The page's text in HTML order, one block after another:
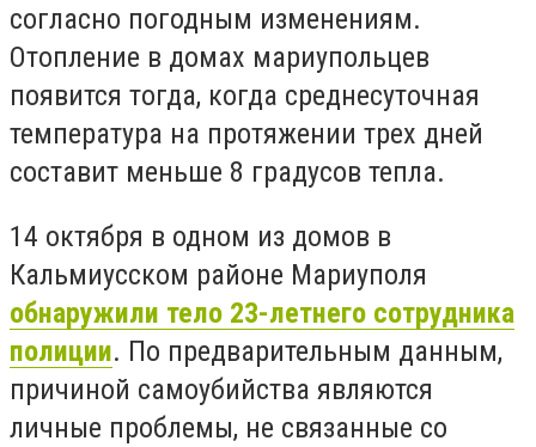
согласно погодным изменениям.
Отопление в домах мариупольцев
появится тогда, когда среднесуточная
температура на протяжении трех дней
составит меньше 8 градусов тепла.
14 октября в одном из домов в
Кальмиусском районе Мариуполя
обнаружили тело 23-летнего сотрудника
полиции. По предварительным данным,
причиной самоубийства являются
личные проблемы, не связанные со